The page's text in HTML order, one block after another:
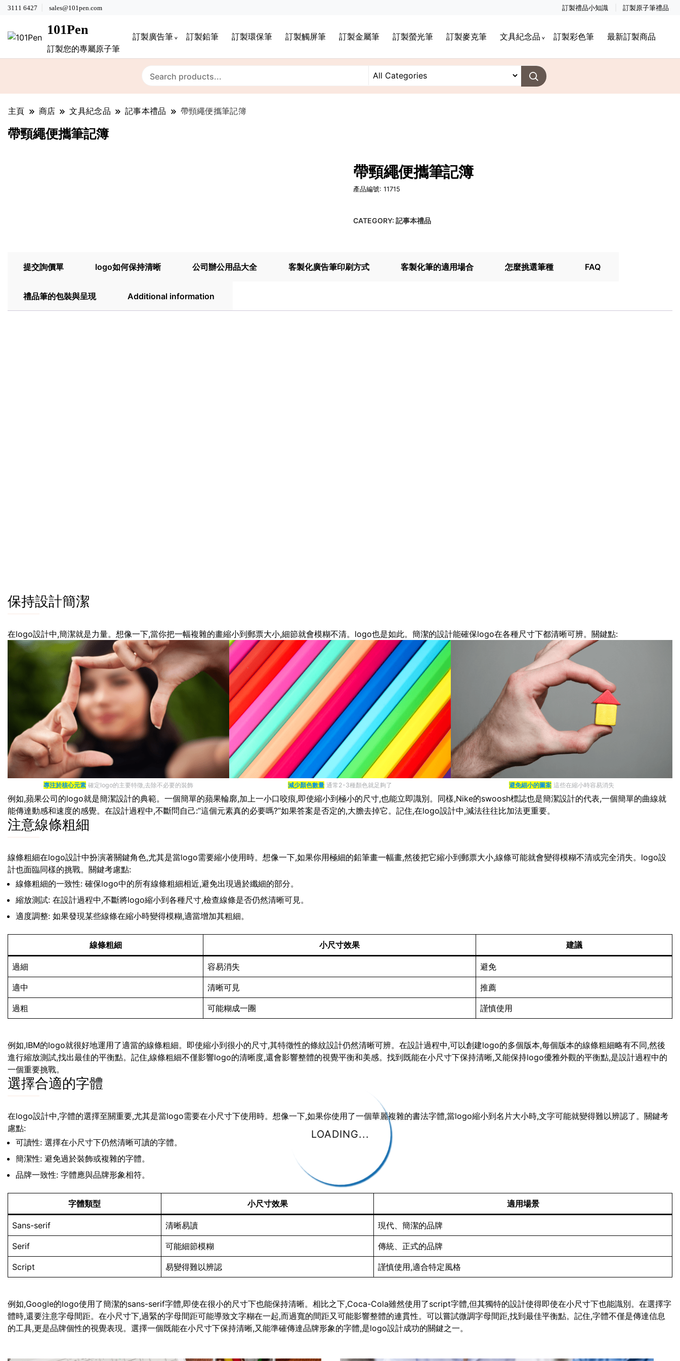
3111 6427 sales@101pen.com 訂製禮品小知識 訂製原子筆禮品
101Pen
訂製您的專屬原子筆
訂製廣告筆 訂製鉛筆 訂製環保筆 訂製觸屏筆 訂製金屬筆 訂製螢光筆 訂製麥克筆 文具紀念品 訂製彩色筆 最新訂製商品
主頁 商店 文具紀念品 記事本禮品 帶頸繩便攜筆記簿
帶頸繩便攜筆記簿
LOADING...
帶頸繩便攜筆記簿
產品編號: 11715
CATEGORY:記事本禮品
提交詢價單 logo如何保持清晰 公司辦公用品大全 客製化廣告筆印刷方式 客製化筆的適用場合 怎麼挑選筆種 FAQ
禮品筆的包裝與呈現 Additional information
保持設計簡潔
在logo設計中,簡潔就是力量。想像一下,當你把一幅複雜的畫縮小到郵票大小,細節就會模糊不清。logo也是如此。簡潔的設計能確保logo在各種尺寸下都清晰可辨。關鍵點:
專注於核心元素 確定logo的主要特徵,去除不必要的裝飾 減少顏色數量 通常2-3種顏色就足夠了 避免細小的圖案 這些在縮小時容易消失
例如,蘋果公司的logo就是簡潔設計的典範。一個簡單的蘋果輪廓,加上一小口咬痕,即使縮小到極小的尺寸,也能立即識別。同樣,Nike的swoosh標誌也是簡潔設計的代表,一個簡單的曲線就
能傳達動感和速度的感覺。在設計過程中,不斷問自己:”這個元素真的必要嗎?”如果答案是否定的,大膽去掉它。記住,在logo設計中,減法往往比加法更重要。
注意線條粗細
線條粗細在logo設計中扮演著關鍵角色,尤其是當logo需要縮小使用時。想像一下,如果你用極細的鉛筆畫一幅畫,然後把它縮小到郵票大小,線條可能就會變得模糊不清或完全消失。logo設
計也面臨同樣的挑戰。關鍵考慮點:
線條粗細的一致性: 確保logo中的所有線條粗細相近,避免出現過於纖細的部分。
縮放測試: 在設計過程中,不斷將logo縮小到各種尺寸,檢查線條是否仍然清晰可見。
適度調整: 如果發現某些線條在縮小時變得模糊,適當增加其粗細。
線條粗細 小尺寸效果 建議
過細 容易消失 避免
適中 清晰可見 推薦
過粗 可能糊成一團 謹慎使用
例如,IBM的logo就很好地運用了適當的線條粗細。即使縮小到很小的尺寸,其特徵性的條紋設計仍然清晰可辨。在設計過程中,可以創建logo的多個版本,每個版本的線條粗細略有不同,然後
進行縮放測試,找出最佳的平衡點。記住,線條粗細不僅影響logo的清晰度,還會影響整體的視覺平衡和美感。找到既能在小尺寸下保持清晰,又能保持logo優雅外觀的平衡點,是設計過程中的
一個重要挑戰。
選擇合適的字體
在logo設計中,字體的選擇至關重要,尤其是當logo需要在小尺寸下使用時。想像一下,如果你使用了一個華麗複雜的書法字體,當logo縮小到名片大小時,文字可能就變得難以辨認了。關鍵考
慮點:
可讀性: 選擇在小尺寸下仍然清晰可讀的字體。
簡潔性: 避免過於裝飾或複雜的字體。
品牌一致性: 字體應與品牌形象相符。
字體類型 小尺寸效果 適用場景
Sans-serif 清晰易讀 現代、簡潔的品牌
Serif 可能細節模糊 傳統、正式的品牌
Script 易變得難以辨認 謹慎使用,適合特定風格
例如,Google的logo使用了簡潔的sans-serif字體,即使在很小的尺寸下也能保持清晰。相比之下,Coca-Cola雖然使用了script字體,但其獨特的設計使得即使在小尺寸下也能識別。在選擇字
體時,還要注意字母間距。在小尺寸下,過緊的字母間距可能導致文字糊在一起,而過寬的間距又可能影響整體的連貫性。可以嘗試微調字母間距,找到最佳平衡點。記住,字體不僅是傳達信息
的工具,更是品牌個性的視覺表現。選擇一個既能在小尺寸下保持清晰,又能準確傳達品牌形象的字體,是logo設計成功的關鍵之一。